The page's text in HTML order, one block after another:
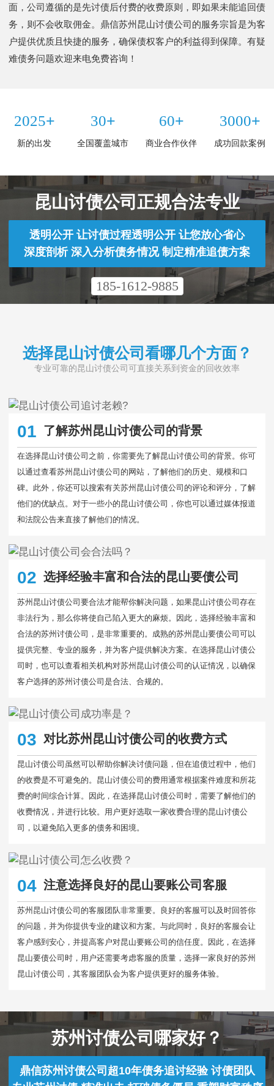
面，公司遵循的是先讨债后付费的收费原则，即如果未能追回债
务，则不会收取佣金。鼎信苏州昆山讨债公司的服务宗旨是为客
户提供优质且快捷的服务，确保债权客户的利益得到保障。有疑
难债务问题欢迎来电免费咨询！
2025+
新的出发
30+
全国覆盖城市
60+
商业合作伙伴
3000+
成功回款案例
昆山讨债公司正规合法专业
透明公开 让讨债过程透明公开 让您放心省心
深度剖析 深入分析债务情况 制定精准追债方案
185-1612-9885
选择昆山讨债公司看哪几个方面？
专业可靠的昆山讨债公司可直接关系到资金的回收效率
01 了解苏州昆山讨债公司的背景
在选择昆山讨债公司之前，你需要先了解昆山讨债公司的背景。你可
以通过查看苏州昆山讨债公司的网站，了解他们的历史、规模和口
碑。此外，你还可以搜索有关苏州昆山讨债公司的评论和评分，了解
他们的优缺点。对于一些小的昆山讨债公司，你也可以通过媒体报道
和法院公告来直接了解他们的情况。
02 选择经验丰富和合法的昆山要债公司
苏州昆山讨债公司要合法才能帮你解决问题，如果昆山讨债公司存在
非法行为，那么你将使自己陷入更大的麻烦。因此，选择经验丰富和
合法的苏州讨债公司，是非常重要的。成熟的苏州昆山要债公司可以
提供完整、专业的服务，并为客户提供解决方案。在选择昆山讨债公
司时，也可以查看相关机构对苏州昆山讨债公司的认证情况，以确保
客户选择的苏州讨债公司是合法、合规的。
03 对比苏州昆山讨债公司的收费方式
昆山讨债公司虽然可以帮助你解决讨债问题，但在追债过程中，他们
的收费是不可避免的。昆山讨债公司的费用通常根据案件难度和所花
费的时间综合计算。因此，在选择昆山讨债公司时，需要了解他们的
收费情况，并进行比较。用户更好选取一家收费合理的昆山讨债公
司，以避免陷入更多的债务和困境。
04 注意选择良好的昆山要账公司客服
苏州昆山讨债公司的客服团队非常重要。良好的客服可以及时回答你
的问题，并为你提供专业的建议和方案。与此同时，良好的客服会让
客户感到安心，并提高客户对昆山要账公司的信任度。因此，在选择
昆山要债公司时，用户还需要考虑客服的质量，选择一家良好的苏州
昆山讨债公司，其客服团队会为客户提供更好的服务体验。
苏州讨债公司哪家好？
鼎信苏州讨债公司超10年债务追讨经验 讨债团队